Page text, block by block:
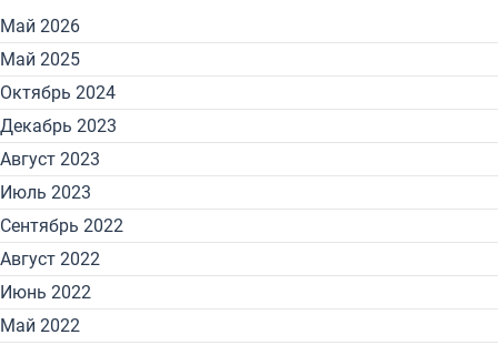
Май 2026
Май 2025
Октябрь 2024
Декабрь 2023
Август 2023
Июль 2023
Сентябрь 2022
Август 2022
Июнь 2022
Май 2022